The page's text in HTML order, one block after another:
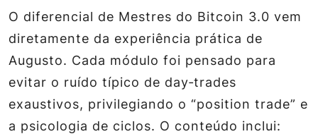
O diferencial de Mestres do Bitcoin 3.0 vem
diretamente da experiência prática de
Augusto. Cada módulo foi pensado para
evitar o ruído típico de day‑trades
exaustivos, privilegiando o “position trade” e
a psicologia de ciclos. O conteúdo inclui: